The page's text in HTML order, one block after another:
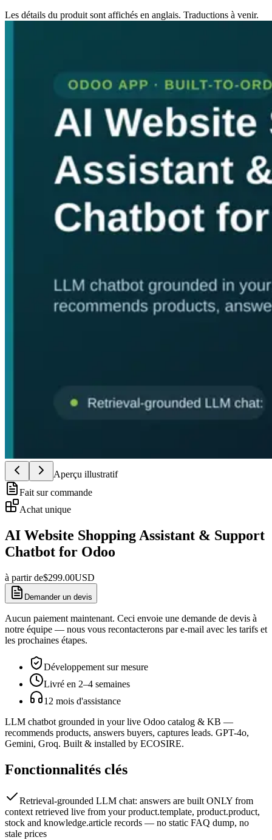
Les détails du produit sont affichés en anglais. Traductions à venir.
Aperçu illustratif
Fait sur commande
Achat unique
AI Website Shopping Assistant & Support
Chatbot for Odoo
à partir de$299.00USD
Demander un devis
Aucun paiement maintenant. Ceci envoie une demande de devis à
notre équipe — nous vous recontacterons par e-mail avec les tarifs et
les prochaines étapes.
Développement sur mesure
Livré en 2–4 semaines
12 mois d'assistance
LLM chatbot grounded in your live Odoo catalog & KB —
recommends products, answers buyers, captures leads. GPT-4o,
Gemini, Groq. Built & installed by ECOSIRE.
Fonctionnalités clés
Retrieval-grounded LLM chat: answers are built ONLY from
context retrieved live from your product.template, product.product,
stock and knowledge.article records — no static FAQ dump, no
stale prices